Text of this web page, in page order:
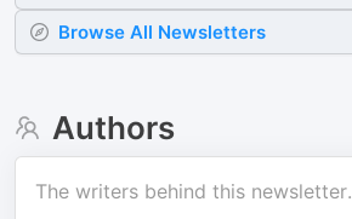
Browse All Newsletters
Authors
The writers behind this newsletter.